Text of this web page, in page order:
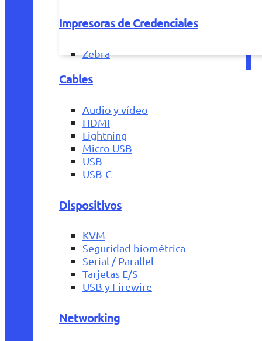
Impresoras de Credenciales
Zebra
Cables
Audio y vídeo
HDMI
Lightning
Micro USB
USB
USB-C
Dispositivos
KVM
Seguridad biométrica
Serial / Parallel
Tarjetas E/S
USB y Firewire
Networking